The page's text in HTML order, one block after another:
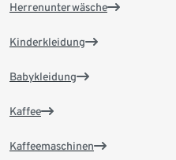
Herrenunterwäsche
Kinderkleidung
Babykleidung
Kaffee
Kaffeemaschinen